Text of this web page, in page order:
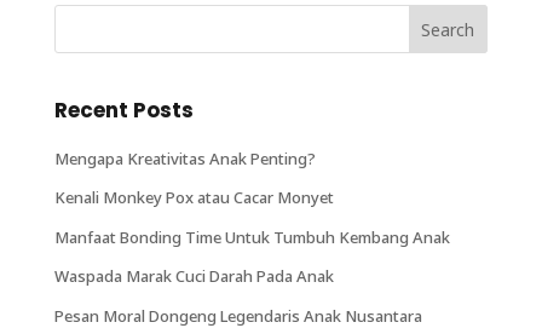
Recent Posts
Mengapa Kreativitas Anak Penting?
Kenali Monkey Pox atau Cacar Monyet
Manfaat Bonding Time Untuk Tumbuh Kembang Anak
Waspada Marak Cuci Darah Pada Anak
Pesan Moral Dongeng Legendaris Anak Nusantara